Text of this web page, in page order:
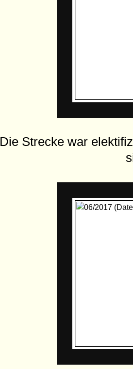
Die Strecke war